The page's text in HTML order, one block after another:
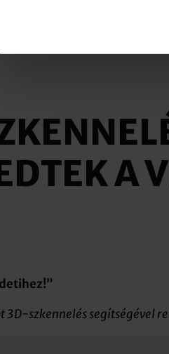
A
3D-szkennelés segítségével